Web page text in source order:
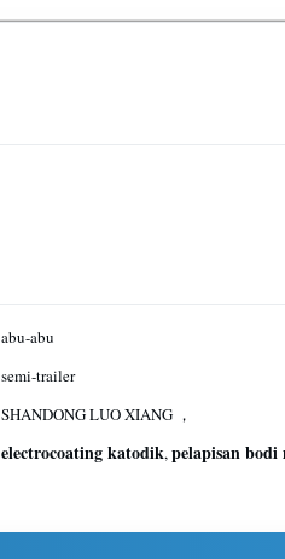
abu-abu
semi-trailer
SHANDONG LUO XIANG ，
electrocoating katodik,pelapisan bodi